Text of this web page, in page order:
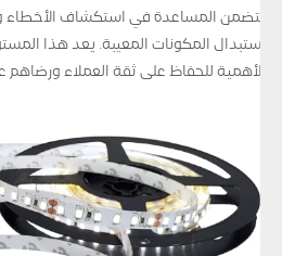
يتضمن المساعدة في استكشاف الأخطاء
استبدال المكونات المعيبة. يعد هذا
الأهمية للحفاظ على ثقة العملاء ورضاهم